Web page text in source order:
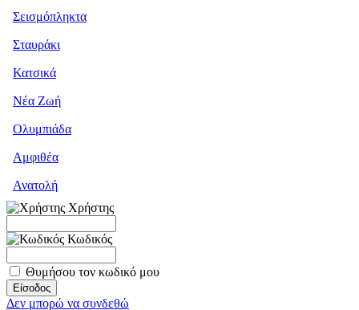
Σεισμόπληκτα
Σταυράκι
Κατσικά
Νέα Ζωή
Ολυμπιάδα
Αμφιθέα
Ανατολή
Χρήστης
Κωδικός
Θυμήσου τον κωδικό μου
Δεν μπορώ να συνδεθώ